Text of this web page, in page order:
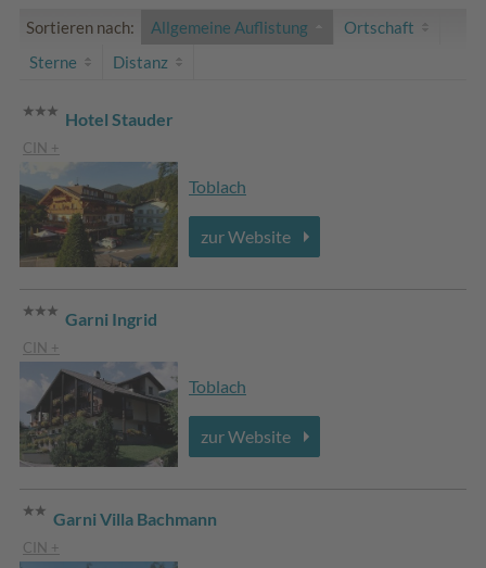
Sortieren nach: Allgemeine Auflistung
Ortschaft
Sterne
Distanz
Hotel Stauder
CIN +
Toblach
zur Website
Garni Ingrid
CIN +
Toblach
zur Website
Garni Villa Bachmann
CIN +